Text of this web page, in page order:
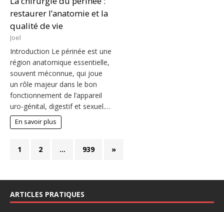
restaurer l’anatomie et la
qualité de vie
Joel
Introduction Le périnée est une
région anatomique essentielle,
souvent méconnue, qui joue
un rôle majeur dans le bon
fonctionnement de l’appareil
uro-génital, digestif et sexuel.…
En savoir plus
1 2 … 939 »
ARTICLES PRATIQUES